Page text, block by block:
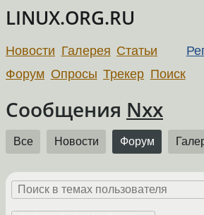
LINUX.ORG.RU
Новости Галерея Статьи
Форум Опросы Трекер Поиск
Сообщения Nxx
Все Новости Форум